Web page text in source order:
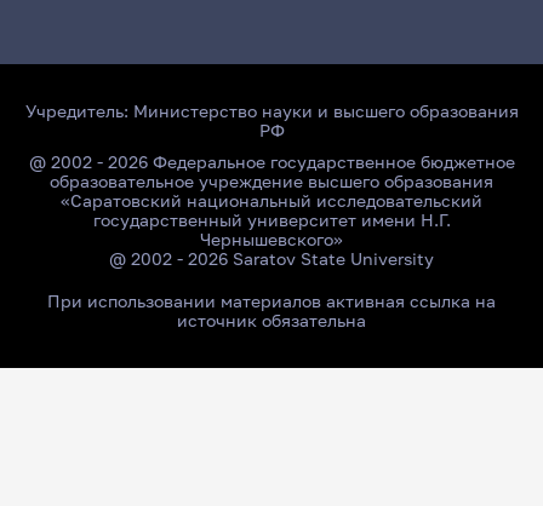
Учредитель: Министерство науки и высшего образования
РФ
@ 2002 - 2026 Федеральное государственное бюджетное
образовательное учреждение высшего образования
«Саратовский национальный исследовательский
государственный университет имени Н.Г.
Чернышевского»
@ 2002 - 2026 Saratov State University
При использовании материалов активная ссылка на
источник обязательна